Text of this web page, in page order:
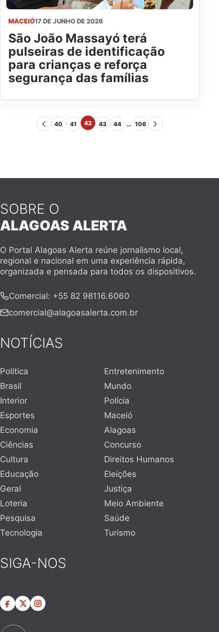
MACEIÓ17 DE JUNHO DE 2026
São João Massayó terá
pulseiras de identificação
para crianças e reforça
segurança das famílias
40 41 42 43 44 … 106
SOBRE O
ALAGOAS ALERTA
O Portal Alagoas Alerta reúne jornalismo local,
regional e nacional em uma experiência rápida,
organizada e pensada para todos os dispositivos.
Comercial: +55 82 98116.6060
comercial@alagoasalerta.com.br
NOTÍCIAS
Política
Entretenimento
Brasil
Mundo
Interior
Polícia
Esportes
Maceió
Economia
Alagoas
Ciências
Concurso
Cultura
Direitos Humanos
Educação
Eleições
Geral
Justiça
Loteria
Meio Ambiente
Pesquisa
Saúde
Tecnologia
Turismo
SIGA-NOS